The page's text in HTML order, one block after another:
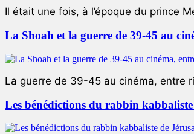
Il était une fois, à l’époque du prince
La Shoah et la guerre de 39-45 au
La guerre de 39-45 au cinéma, entre
Les bénédictions du rabbin